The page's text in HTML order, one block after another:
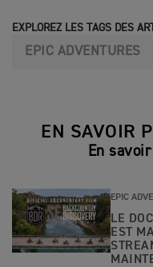
EXPLOREZ LES TAGS DES
EPIC ADVENTURES
EN SAVOIR
En
EPIC
LE
EST